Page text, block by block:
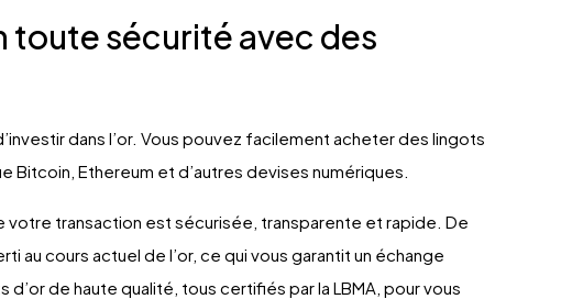
toute sécurité avec des
dans l’or. Vous pouvez facilement acheter des lingots
Bitcoin, Ethereum et d’autres devises numériques.
votre transaction est sécurisée, transparente et rapide. De
au cours actuel de l’or, ce qui vous garantit un échange
de haute qualité, tous certifiés par la LBMA, pour vous